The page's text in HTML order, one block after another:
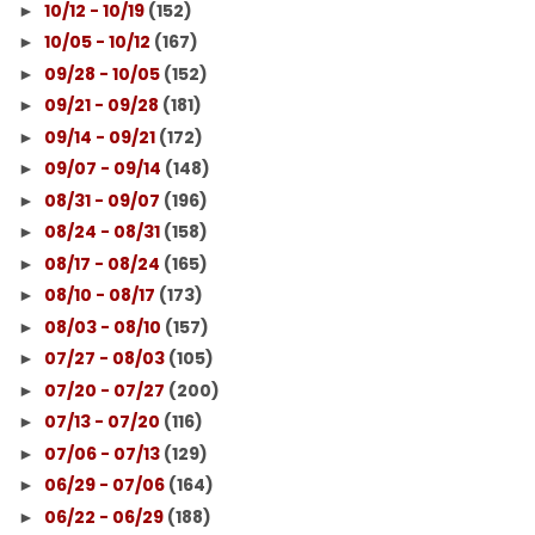
►10/12 - 10/19 (152)
►10/05 - 10/12 (167)
► 09/28 - 10/05 (152)
► 09/21 - 09/28 (181)
► 09/14 - 09/21 (172)
► 09/07 - 09/14 (148)
► 08/31 - 09/07 (196)
► 08/24 - 08/31 (158)
► 08/17 - 08/24 (165)
► 08/10 - 08/17 (173)
► 08/03 - 08/10 (157)
► 07/27 - 08/03 (105)
► 07/20 - 07/27 (200)
► 07/13 - 07/20 (116)
► 07/06 - 07/13 (129)
► 06/29 - 07/06 (164)
► 06/22 - 06/29 (188)